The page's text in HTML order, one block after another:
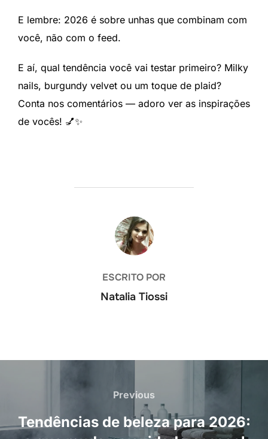
E lembre: 2026 é sobre unhas que combinam com
você, não com o feed.
E aí, qual tendência você vai testar primeiro? Milky
nails, burgundy velvet ou um toque de plaid?
Conta nos comentários — adoro ver as inspirações
de vocês! 💅✨
AUTOR DO POST
ESCRITO POR
Natalia Tiossi
Post
Previous
Previous
Tendências de beleza para 2026: